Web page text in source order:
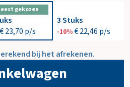
gekozen
€ 23,70 p/s
3 Stuks
-10%€ 22,46 p/s
bij het afrekenen.